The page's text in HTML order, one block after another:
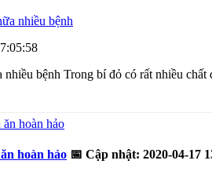
bệnh Trong bí đỏ có rất nhiều
hoàn hảo 📅 Cập nhật: 2020-04-17